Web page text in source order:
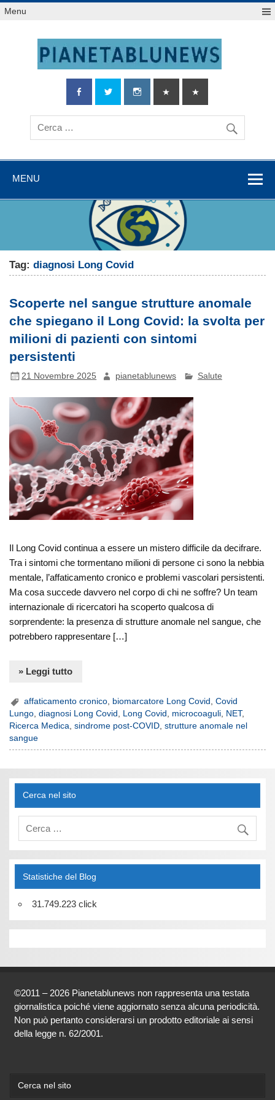
Salta
alMenu
MENU
Tag:diagnosi Long Covid
Scoperte nel sangue strutture anomale
che spiegano il Long Covid: la svolta per
milioni di pazienti con sintomi
persistenti
21 Novembre 2025 pianetablunews Salute
Il Long Covid continua a essere un mistero difficile da decifrare.
Tra i sintomi che tormentano milioni di persone ci sono la nebbia
mentale, l’affaticamento cronico e problemi vascolari persistenti.
Ma cosa succede davvero nel corpo di chi ne soffre? Un team
internazionale di ricercatori ha scoperto qualcosa di
sorprendente: la presenza di strutture anomale nel sangue, che
potrebbero rappresentare […]
» Leggi tutto
affaticamento cronico, biomarcatore Long Covid ,Covid
Lungo,diagnosi Long Covid , Long Covid , microcoaguli, NET,
Ricerca Medica,sindrome post-COVID,strutture anomale nel
sangue
Cerca nel sito
Statistiche del Blog
31.749.223 click
©2011 – 2026 Pianetablunews non rappresenta una testata
giornalistica poiché viene aggiornato senza alcuna periodicità.
Non può pertanto considerarsi un prodotto editoriale ai sensi
della legge n. 62/2001.
Cerca nel sito